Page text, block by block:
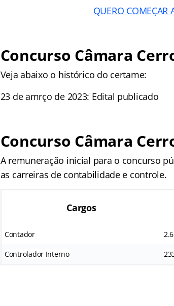
QUERO COMEÇAR
Concurso Câmara
Veja abaixo o histórico do certame:
23 de amrço de 2023: Edital publicado
Concurso Câmara
A remuneração inicial para o concurso
as carreiras de contabilidade e controle.
Cargos
Contador
Controlador Interno